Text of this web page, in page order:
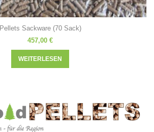
Pellets Sackware (70 Sack)
457,00 €
WEITERLESEN